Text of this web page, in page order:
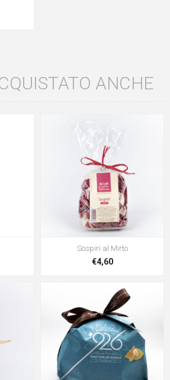
ANCHE
Sospiri al Mirto
€4,60